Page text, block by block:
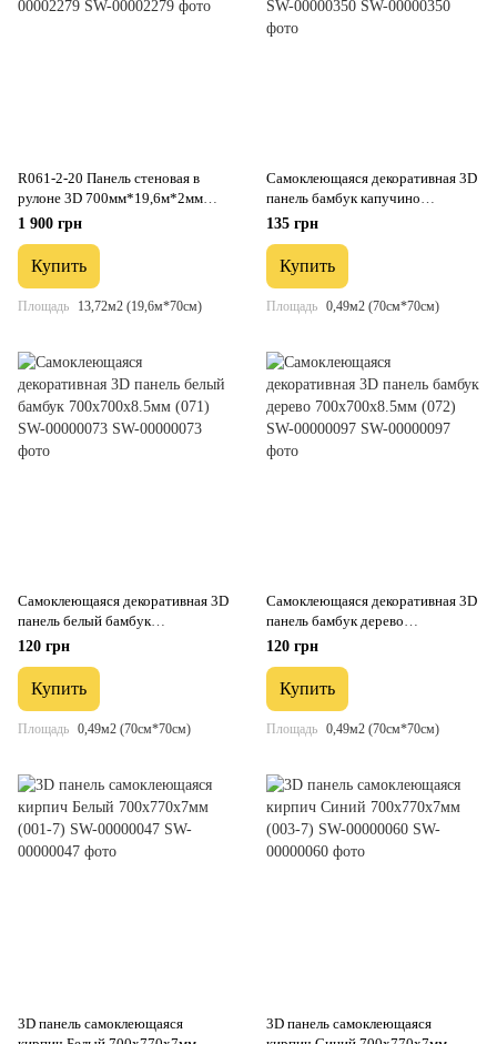
R061-2-20 Панель стеновая в
рулоне 3D 700мм*19,6м*2мм
мрамор чёрный (D) SW-00002279
1 900 грн
Купить
Площадь 13,72м2 (19,6м*70см)
Самоклеющаяся декоративная 3D
панель бамбук капучино
700x700x8.5мм (077) SW-
135 грн
Купить
Площадь 0,49м2 (70см*70см)
Самоклеющаяся декоративная 3D
панель белый бамбук
700x700x8.5мм (071) SW-
120 грн
Купить
Площадь 0,49м2 (70см*70см)
Самоклеющаяся декоративная 3D
панель бамбук дерево
700x700x8.5мм (072) SW-
120 грн
Купить
Площадь 0,49м2 (70см*70см)
3D панель самоклеющаяся
3D панель самоклеющаяся